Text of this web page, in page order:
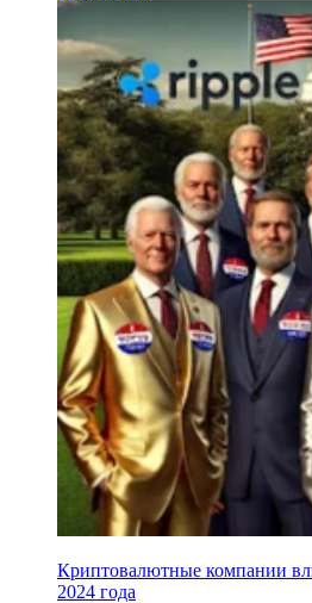
Криптовалютные компании
2024 года